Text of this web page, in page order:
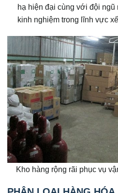
hạ hiện đại cùng với đội ngũ
kinh nghiệm trong lĩnh vực
Kho hàng rộng rãi phục vụ